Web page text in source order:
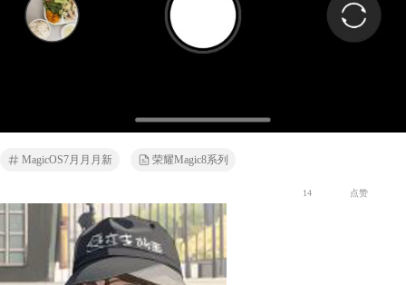
MagicOS7月月月新 荣耀Magic8系列
14 点赞